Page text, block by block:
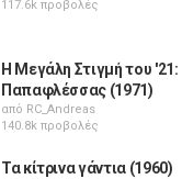
117.6k προβολές
Η Μεγάλη Στιγμή του '21:
Παπαφλέσσας (1971)
από RC_Andreas
140.8k προβολές
Τα κίτρινα γάντια (1960)